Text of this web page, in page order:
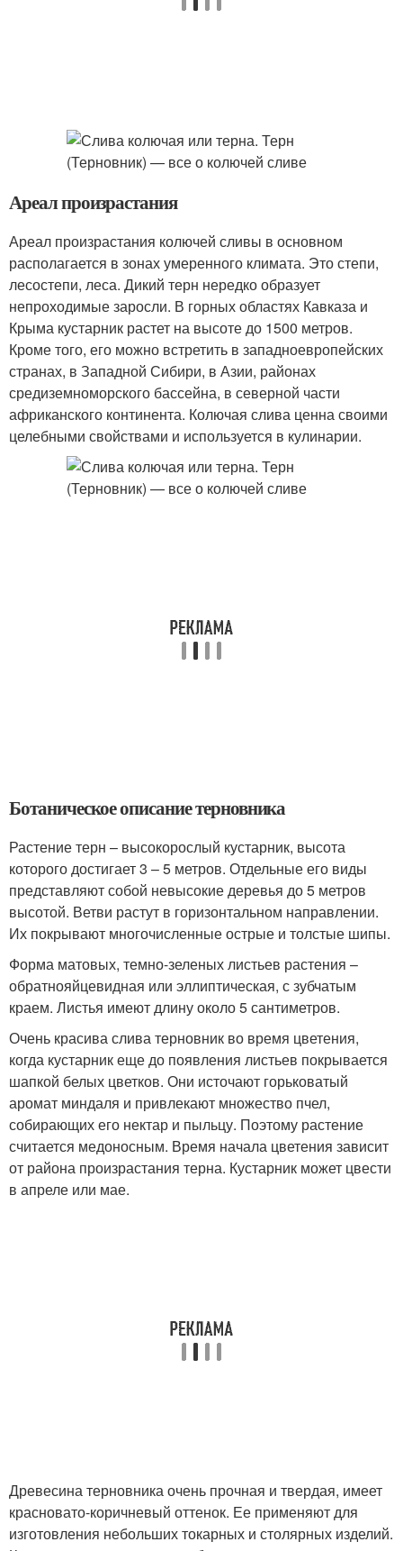
Ареал произрастания
Ареал произрастания колючей сливы в основном
располагается в зонах умеренного климата. Это степи,
лесостепи, леса. Дикий терн нередко образует
непроходимые заросли. В горных областях Кавказа и
Крыма кустарник растет на высоте до 1500 метров.
Кроме того, его можно встретить в западноевропейских
странах, в Западной Сибири, в Азии, районах
средиземноморского бассейна, в северной части
африканского континента. Колючая слива ценна своими
целебными свойствами и используется в кулинарии.
Ботаническое описание терновника
Растение терн – высокорослый кустарник, высота
которого достигает 3 – 5 метров. Отдельные его виды
представляют собой невысокие деревья до 5 метров
высотой. Ветви растут в горизонтальном направлении.
Их покрывают многочисленные острые и толстые шипы.
Форма матовых, темно-зеленых листьев растения –
обратнояйцевидная или эллиптическая, с зубчатым
краем. Листья имеют длину около 5 сантиметров.
Очень красива слива терновник во время цветения,
когда кустарник еще до появления листьев покрывается
шапкой белых цветков. Они источают горьковатый
аромат миндаля и привлекают множество пчел,
собирающих его нектар и пыльцу. Поэтому растение
считается медоносным. Время начала цветения зависит
от района произрастания терна. Кустарник может цвести
в апреле или мае.
Древесина терновника очень прочная и твердая, имеет
красновато-коричневый оттенок. Ее применяют для
изготовления небольших токарных и столярных изделий.